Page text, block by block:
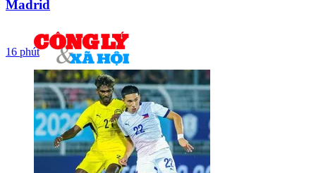
Madrid
16 phút